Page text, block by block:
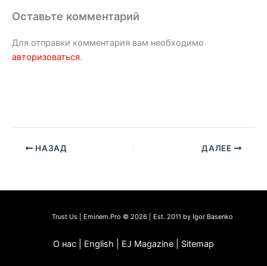
Оставьте комментарий
Для отправки комментария вам необходимо
авторизоваться.
НАЗАД ДАЛЕЕ
Trust Us | Eminem.Pro © 2026 | Est. 2011 by Igor Basenko
О нас | English | EJ Magazine | Sitemap